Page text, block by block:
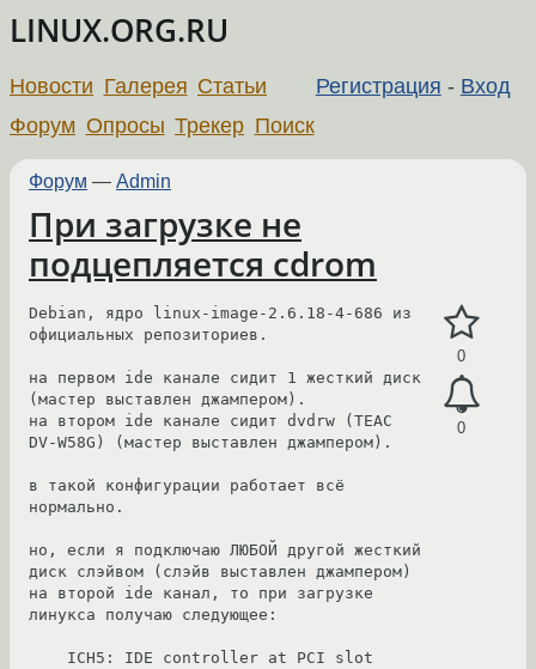
LINUX.ORG.RU
Регистрация - Вход
Новости Галерея Статьи
Форум Опросы Трекер Поиск
Форум — Admin
При загрузке не
подцепляется cdrom
0
0
Debian, ядро linux-image-2.6.18-4-686 из
официальных репозиториев.
на первом ide канале сидит 1 жесткий диск
(мастер выставлен джампером).
на втором ide канале сидит dvdrw (TEAC
DV-W58G) (мастер выставлен джампером).
в такой конфигурации работает всё
нормально.
но, если я подключаю ЛЮБОЙ другой жесткий
диск слэйвом (слэйв выставлен джампером)
на второй ide канал, то при загрузке
линукса получаю следующее: